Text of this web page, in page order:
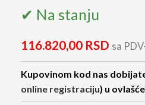
✔ Na stanju
116.820,00 RSD sa
Kupovinom kod nas
online registraciju) u